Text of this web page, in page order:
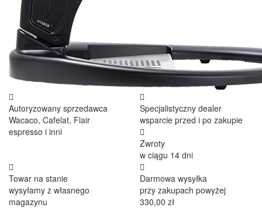
Autoryzowany sprzedawca
Wacaco, Cafelat, Flair
espresso i inni
Specjalistyczny dealer
wsparcie przed i po zakupie
Zwroty
w ciągu 14 dni
Towar na stanie
wysyłamy z własnego
magazynu
Darmowa wysyłka
przy zakupach powyżej
330,00 zł